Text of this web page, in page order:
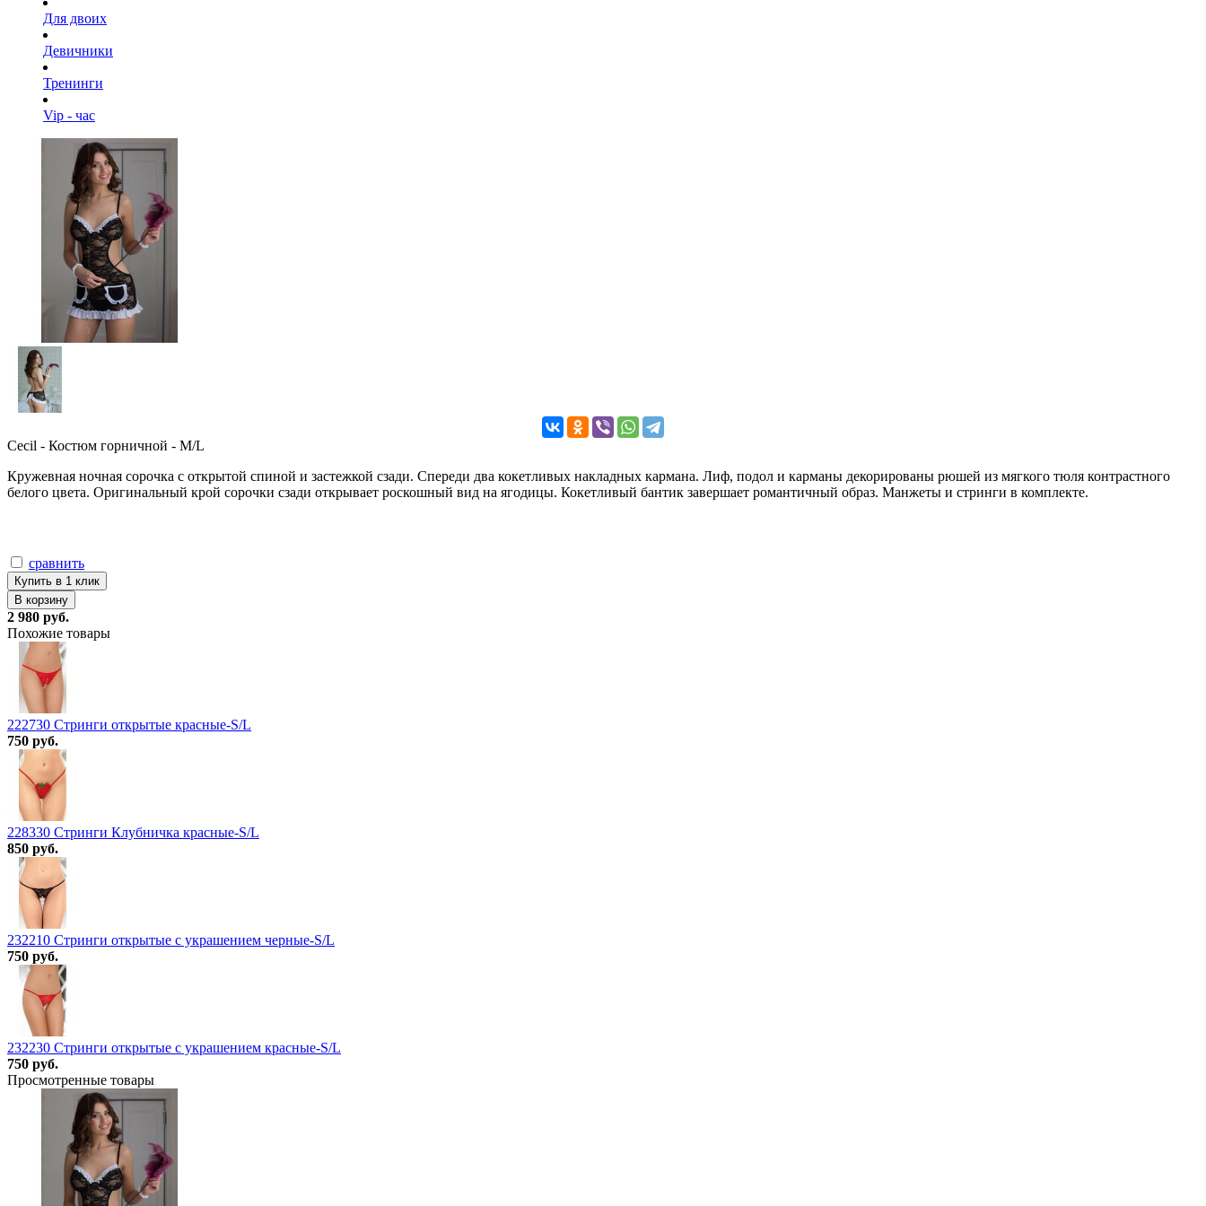
Для двоих
Девичники
Тренинги
Vip - час
Cecil - Костюм горничной - M/L
Кружевная ночная сорочка с открытой спиной и застежкой сзади. Спереди два кокетливых накладных кармана. Лиф, подол и карманы декорированы рюшей из мягкого тюля контрастного
белого цвета. Оригинальный крой сорочки сзади открывает роскошный вид на ягодицы. Кокетливый бантик завершает романтичный образ. Манжеты и стринги в комплекте.
сравнить
Купить в 1 клик
В корзину
2 980 руб.
Похожие товары
222730 Стринги открытые красные-S/L
750 руб.
228330 Стринги Клубничка красные-S/L
850 руб.
232210 Стринги открытые с украшением черные-S/L
750 руб.
232230 Стринги открытые с украшением красные-S/L
750 руб.
Просмотренные товары